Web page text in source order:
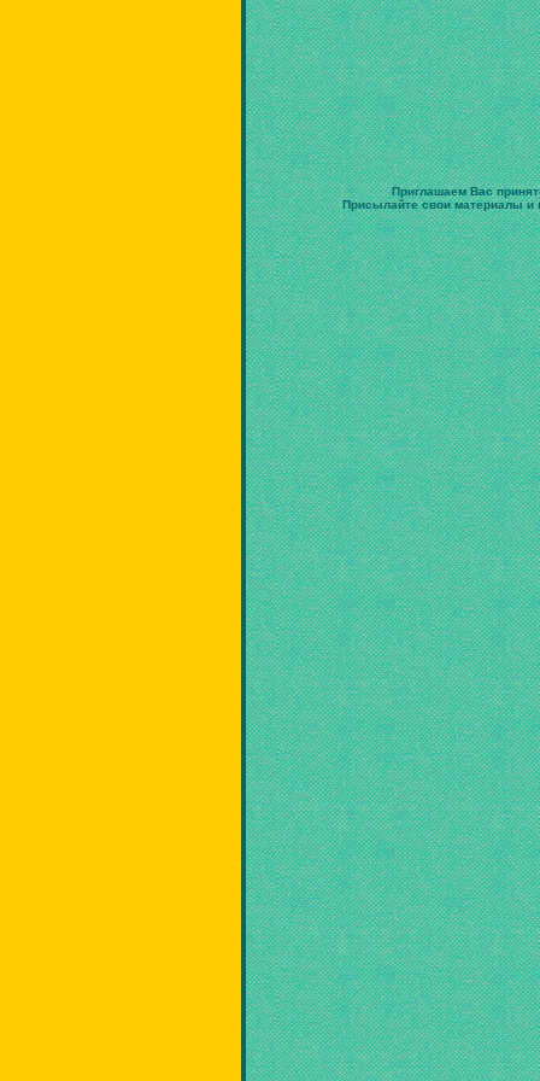
Приглашаем Вас
Присылайте свои материалы и